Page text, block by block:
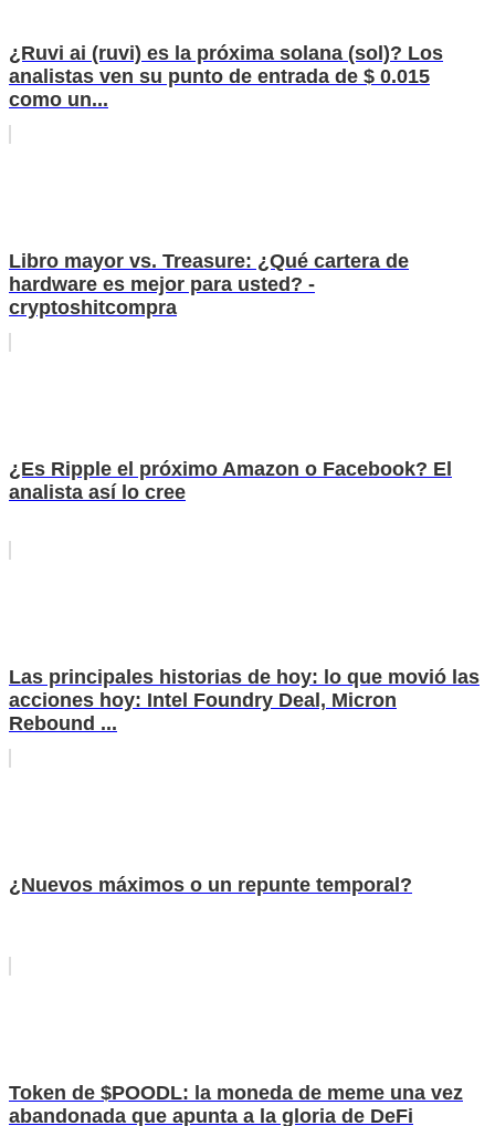
¿Ruvi ai (ruvi) es la próxima solana (sol)? Los
analistas ven su punto de entrada de $ 0.015
como un...
Libro mayor vs. Treasure: ¿Qué cartera de
hardware es mejor para usted? -
cryptoshitcompra
¿Es Ripple el próximo Amazon o Facebook? El
analista así lo cree
Las principales historias de hoy: lo que movió las
acciones hoy: Intel Foundry Deal, Micron
Rebound ...
¿Nuevos máximos o un repunte temporal?
Token de $POODL: la moneda de meme una vez
abandonada que apunta a la gloria de DeFi